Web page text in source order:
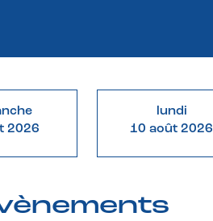
2026
lundi
10 août 2026